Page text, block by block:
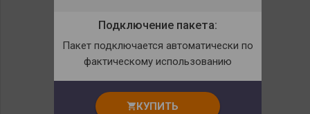
Подключение пакета:
Пакет подключается автоматически по
фактическому использованию
shopping_cart КУПИТЬ